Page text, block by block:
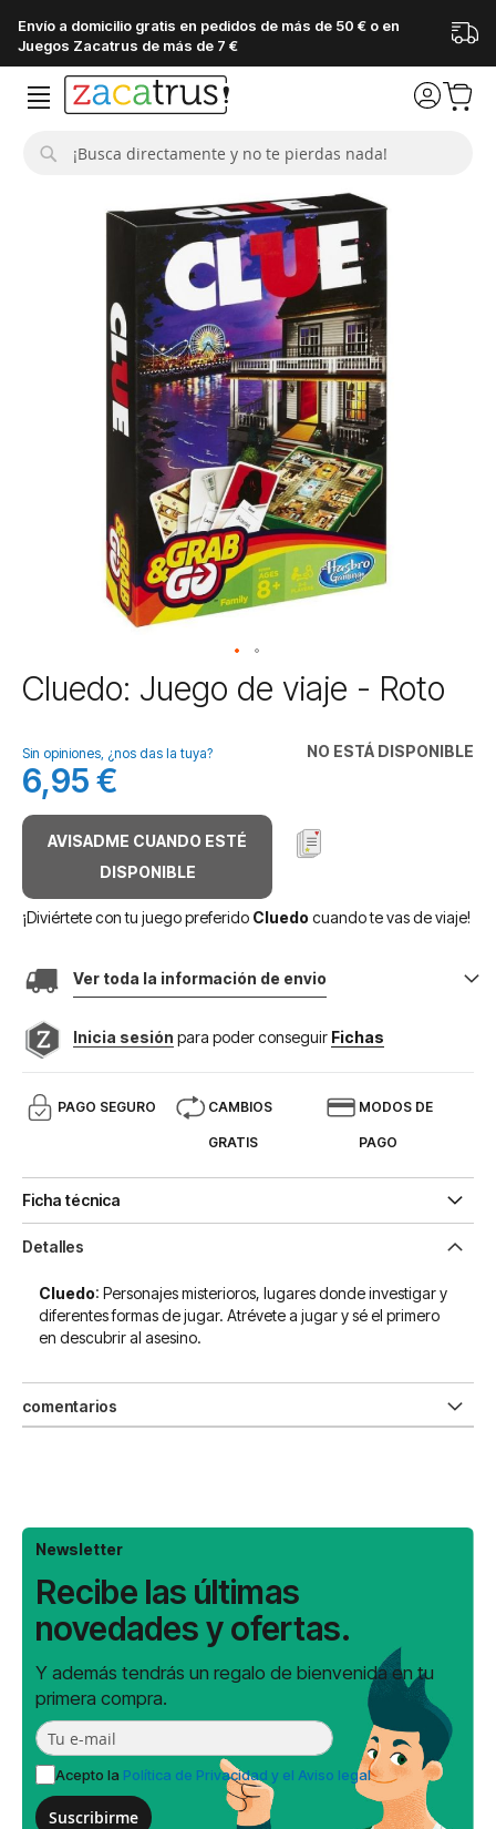
Envío a domicilio gratis en pedidos de más de 50 € o en
Juegos Zacatrus de más de 7 €
Saltar
al
de
la
galería
de
imágenes
Cluedo: Juego de viaje - Roto
NO ESTÁ DISPONIBLE
Sin opiniones, ¿nos das la tuya?
6,95 €
AVISADME CUANDO ESTÉ
DISPONIBLE
¡Diviértete con tu juego preferido Cluedo cuando te vas de viaje!
Ver toda la información de envio
Inicia sesión para poder conseguir Fichas
PAGO SEGURO CAMBIOS
GRATIS
MODOS DE
PAGO
Ficha técnica
Detalles
Cluedo: Personajes misterioros, lugares donde investigar y
diferentes formas de jugar. Atrévete a jugar y sé el primero
en descubrir al asesino.
comentarios
Newsletter
Recibe las últimas
novedades y ofertas.
Y además tendrás un regalo de bienvenida en tu
primera compra.
Acepto la Política de Privacidad y el Aviso legal
Suscribirme